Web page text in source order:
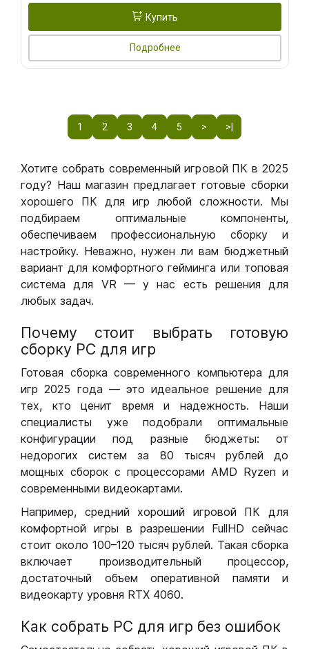
Купить
Подробнее
1 2 3 4 5 > >|
Хотите собрать современный игровой ПК в 2025
году? Наш магазин предлагает готовые сборки
хорошего ПК для игр любой сложности. Мы
подбираем оптимальные компоненты,
обеспечиваем профессиональную сборку и
настройку. Неважно, нужен ли вам бюджетный
вариант для комфортного гейминга или топовая
система для VR — у нас есть решения для
любых задач.
Почему стоит выбрать готовую
сборку РС для игр
Готовая сборка современного компьютера для
игр 2025 года — это идеальное решение для
тех, кто ценит время и надежность. Наши
специалисты уже подобрали оптимальные
конфигурации под разные бюджеты: от
недорогих систем за 80 тысяч рублей до
мощных сборок с процессорами AMD Ryzen и
современными видеокартами.
Например, средний хороший игровой ПК для
комфортной игры в разрешении FullHD сейчас
стоит около 100–120 тысяч рублей. Такая сборка
включает производительный процессор,
достаточный объем оперативной памяти и
видеокарту уровня RTX 4060.
Как собрать РС для игр без ошибок